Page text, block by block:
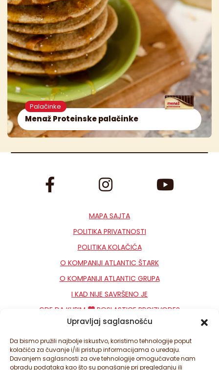
Upravljaj saglasnošću
Da bismo pružili najbolje iskustvo, koristimo tehnologije poput
kolačića za čuvanje i/ili pristup informacijama o uređaju.
Davanjem saglasnosti za ove tehnologije omogućavate nam
obradu podataka kao što su ponašanje pri pregledanju ili
Menaž Proteinske palačinke
Palačinke
MAPA SAJTA
POLITIKA PRIVATNOSTI
POLITIKA KOLAČIĆA
O KOMPANIJI ATLANTIC ŠTARK
O KOMPANIJI ATLANTIC GRUPA
I KAD NIJE SAVRŠENO JE
GDE DA KUPIM
POSLASTICE PROIZVODE?
KONTAKT
NEWSLETTER
PODEŠAVANJA KOLAČIĆA